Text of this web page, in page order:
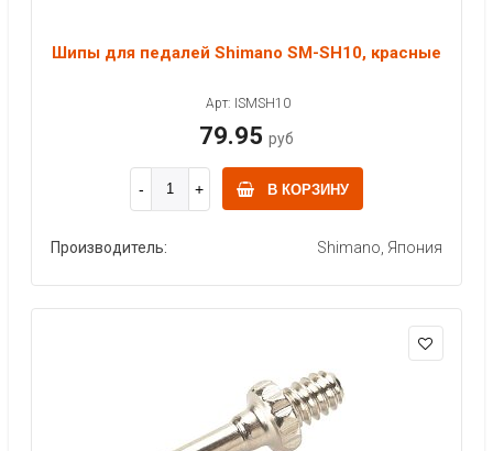
Шипы для педалей Shimano SM-SH10, красные
Арт: ISMSH10
79.95 руб
В КОРЗИНУ
Производитель: Shimano, Япония